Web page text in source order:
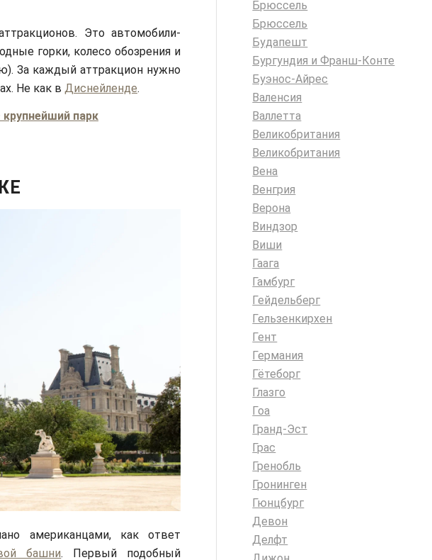
Это автомобили-
горки, колесо обозрения и
За каждый аттракцион нужно
Не как в Диснейленде.
парк
американцами, как ответ
башни. Первый подобный
Брюссель
Брюссель
Будапешт
Бургундия и Франш-Конте
Буэнос-Айрес
Валенсия
Валлетта
Великобритания
Великобритания
Вена
Венгрия
Верона
Виндзор
Виши
Гаага
Гамбург
Гейдельберг
Гельзенкирхен
Гент
Германия
Гётеборг
Глазго
Гоа
Гранд-Эст
Грас
Гренобль
Гронинген
Гюнцбург
Девон
Делфт